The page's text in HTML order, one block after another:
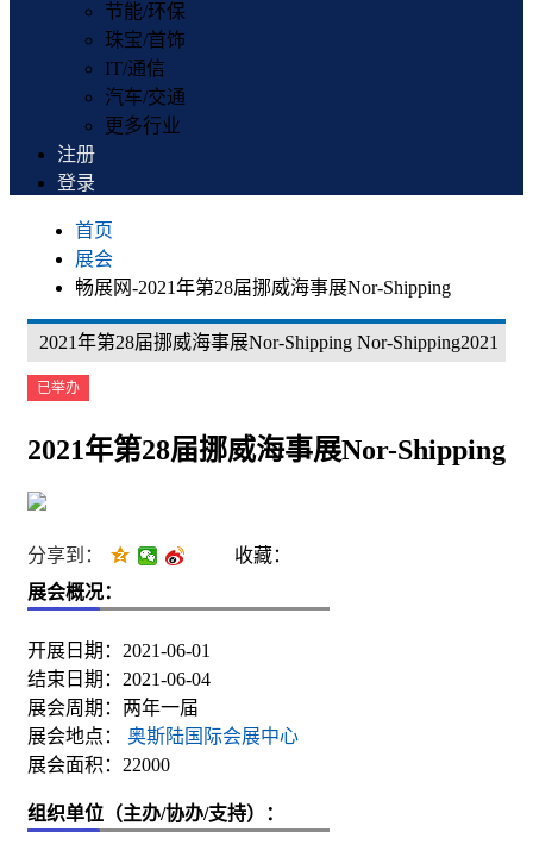
节能/环保
珠宝/首饰
IT/通信
汽车/交通
更多行业
注册
登录
首页
展会
畅展网-2021年第28届挪威海事展Nor-Shipping
2021年第28届挪威海事展Nor-Shipping Nor-Shipping2021
已举办
2021年第28届挪威海事展Nor-Shipping
分享到：
收藏：
展会概况：
开展日期：2021-06-01
结束日期：2021-06-04
展会周期：两年一届
展会地点：
奥斯陆国际会展中心
展会面积：22000
组织单位（主办/协办/支持）：